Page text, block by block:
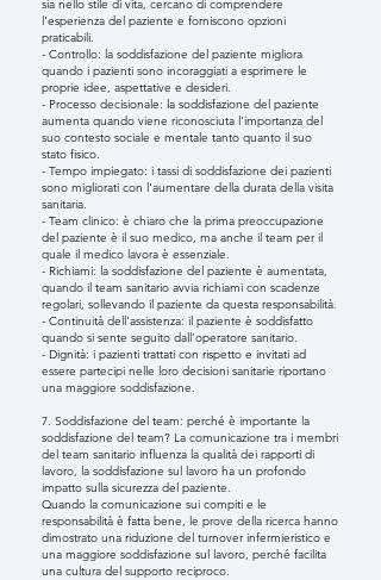
sia nello stile di vita, cercano di comprendere
l'esperienza del paziente e forniscono opzioni
praticabili.
- Controllo: la soddisfazione del paziente migliora
quando i pazienti sono incoraggiati a esprimere le
proprie idee, aspettative e desideri.
- Processo decisionale: la soddisfazione del paziente
aumenta quando viene riconosciuta l'importanza del
suo contesto sociale e mentale tanto quanto il suo
stato fisico.
- Tempo impiegato: i tassi di soddisfazione dei pazienti
sono migliorati con l'aumentare della durata della visita
sanitaria.
- Team clinico: è chiaro che la prima preoccupazione
del paziente è il suo medico, ma anche il team per il
quale il medico lavora è essenziale.
- Richiami: la soddisfazione del paziente è aumentata,
quando il team sanitario avvia richiami con scadenze
regolari, sollevando il paziente da questa responsabilità.
- Continuità dell'assistenza: il paziente è soddisfatto
quando si sente seguito dall’operatore sanitario.
- Dignità: i pazienti trattati con rispetto e invitati ad
essere partecipi nelle loro decisioni sanitarie riportano
una maggiore soddisfazione.
7. Soddisfazione del team: perché è importante la
soddisfazione del team? La comunicazione tra i membri
del team sanitario influenza la qualità dei rapporti di
lavoro, la soddisfazione sul lavoro ha un profondo
impatto sulla sicurezza del paziente.
Quando la comunicazione sui compiti e le
responsabilità è fatta bene, le prove della ricerca hanno
dimostrato una riduzione del turnover infermieristico e
una maggiore soddisfazione sul lavoro, perché facilita
una cultura del supporto reciproco.